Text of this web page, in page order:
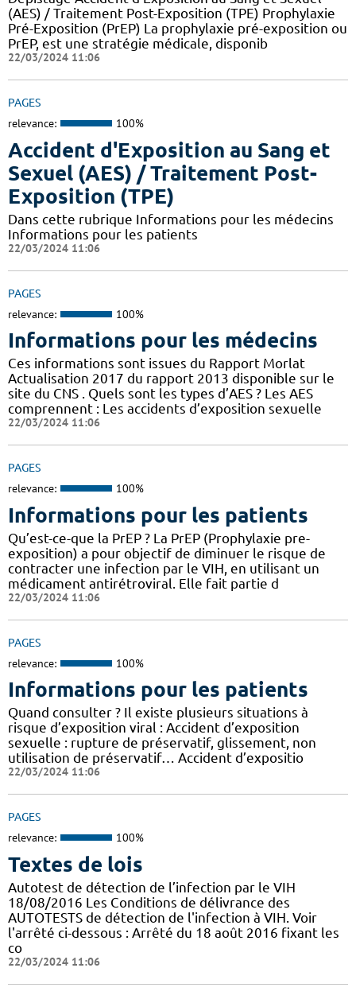
(AES) / Traitement Post-Exposition (TPE) Prophylaxie
Pré-Exposition (PrEP) La prophylaxie pré-exposition ou
PrEP, est une stratégie médicale, disponib
22/03/2024 11:06
PAGES
relevance: 100%
Accident d'Exposition au Sang et
Sexuel (AES) / Traitement Post-
Exposition (TPE)
Dans cette rubrique Informations pour les médecins
Informations pour les patients
22/03/2024 11:06
PAGES
relevance: 100%
Informations pour les médecins
Ces informations sont issues du Rapport Morlat
Actualisation 2017 du rapport 2013 disponible sur le
site du CNS . Quels sont les types d’AES ? Les AES
comprennent : Les accidents d’exposition sexuelle
22/03/2024 11:06
PAGES
relevance: 100%
Informations pour les patients
Qu’est-ce-que la PrEP ? La PrEP (Prophylaxie pre-
exposition) a pour objectif de diminuer le risque de
contracter une infection par le VIH, en utilisant un
médicament antirétroviral. Elle fait partie d
22/03/2024 11:06
PAGES
relevance: 100%
Informations pour les patients
Quand consulter ? Il existe plusieurs situations à
risque d’exposition viral : Accident d’exposition
sexuelle : rupture de préservatif, glissement, non
utilisation de préservatif… Accident d’expositio
22/03/2024 11:06
PAGES
relevance: 100%
Textes de lois
Autotest de détection de l’infection par le VIH
18/08/2016 Les Conditions de délivrance des
AUTOTESTS de détection de l'infection à VIH. Voir
l'arrêté ci-dessous : Arrêté du 18 août 2016 fixant les
co
22/03/2024 11:06